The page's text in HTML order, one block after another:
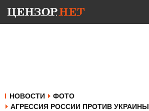
НОВОСТИ
ФОТО
АГРЕССИЯ РОССИИ ПРОТИВ УКРАИНЫ